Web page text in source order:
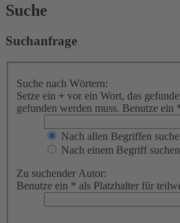
Suche
Suchanfrage
Suche nach Wörtern:
Setze ein + vor ein Wort, das
gefunden werden muss. Benutze
Nach allen Begriffen
Nach einem Begriff suchen
Zu suchender Autor:
Benutze ein * als Platzhalter für